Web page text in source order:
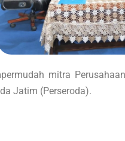
mitra
Jatim (Perseroda).